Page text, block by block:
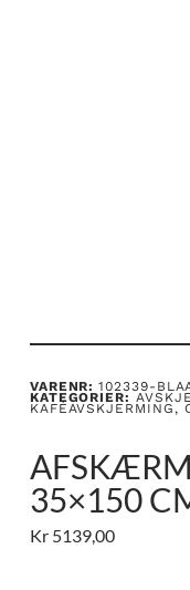
VARENR:102339-
KATEGORIER:
KAFÉAVSKJERMING,
35×150
Kr5139,00